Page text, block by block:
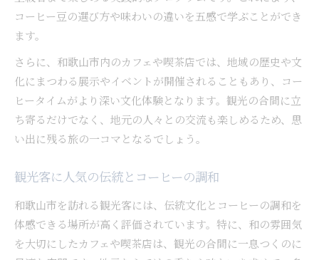
コーヒー豆の選び方や味わいの違いを五感で学ぶことができ
ます。
さらに、和歌山市内のカフェや喫茶店では、地域の歴史や文
化にまつわる展示やイベントが開催されることもあり、コー
ヒータイムがより深い文化体験となります。観光の合間に立
ち寄るだけでなく、地元の人々との交流も楽しめるため、思
い出に残る旅の一コマとなるでしょう。
観光客に人気の伝統とコーヒーの調和
和歌山市を訪れる観光客には、伝統文化とコーヒーの調和を
体感できる場所が高く評価されています。特に、和の雰囲気
を大切にしたカフェや喫茶店は、観光の合間に一息つくのに